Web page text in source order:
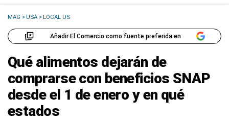
MAG >USA >LOCAL US
Añadir El Comercio como fuente preferida en
Qué alimentos dejarán de
comprarse con beneficios SNAP
desde el 1 de enero y en qué
estados